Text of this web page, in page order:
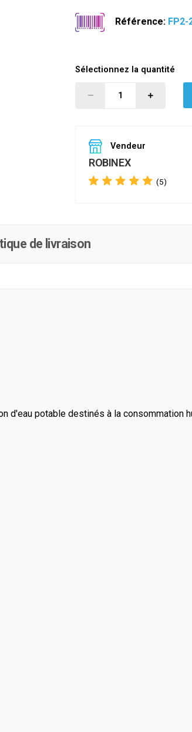
Référence: FP2-
Sélectionnez la quantité
Vendeur
ROBINEX
(5)
de livraison
d'eau potable destinés à la consommation